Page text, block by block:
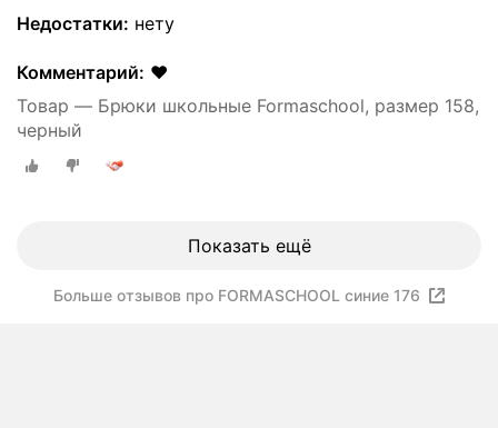
Недостатки: нету
Комментарий: ❤
Товар — Брюки школьные Formaschool, размер 158,
черный
Показать ещё
Больше отзывов про FORMASCHOOL синие 176